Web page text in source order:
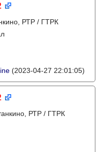
РТР / ГТРК
(2023-04-27 22:01:05)
РТР / ГТРК